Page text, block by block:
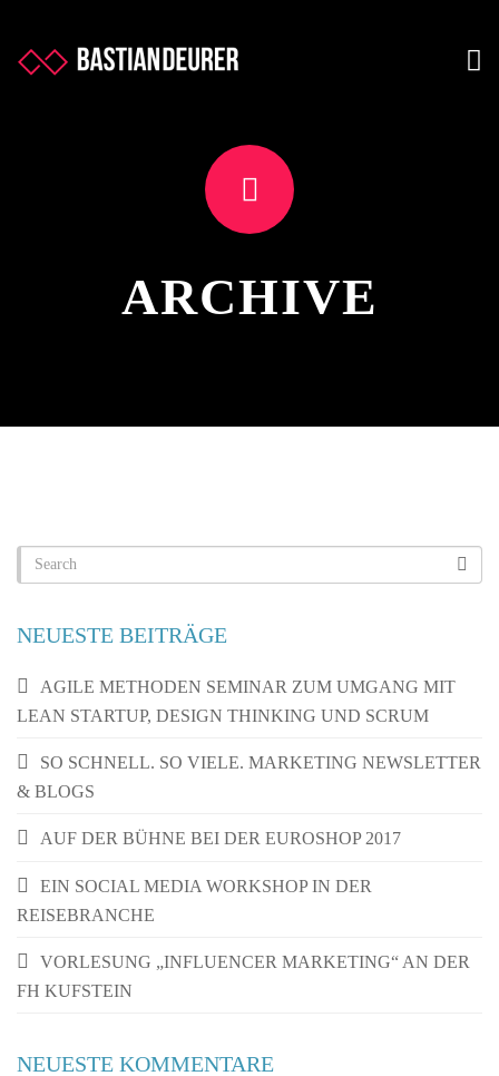
ARCHIVE
NEUESTE BEITRÄGE
AGILE METHODEN SEMINAR ZUM UMGANG MIT
LEAN STARTUP, DESIGN THINKING UND SCRUM
SO SCHNELL. SO VIELE. MARKETING NEWSLETTER
& BLOGS
AUF DER BÜHNE BEI DER EUROSHOP 2017
EIN SOCIAL MEDIA WORKSHOP IN DER
REISEBRANCHE
VORLESUNG „INFLUENCER MARKETING“ AN DER
FH KUFSTEIN
NEUESTE KOMMENTARE